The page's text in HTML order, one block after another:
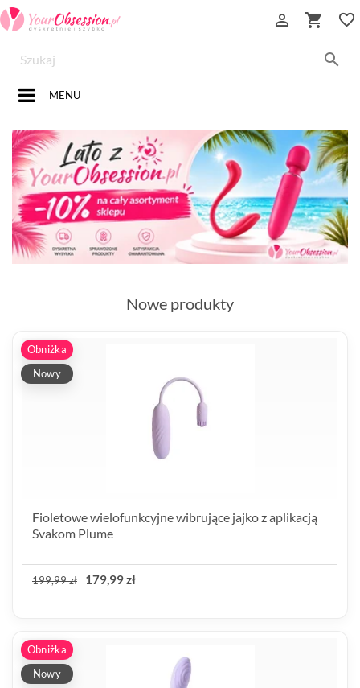
favorite_border



MENU
Nowe produkty
Obniżka
Nowy
Fioletowe wielofunkcyjne wibrujące jajko z aplikacją
Svakom Plume
199,99 zł 179,99 zł
Obniżka
Nowy